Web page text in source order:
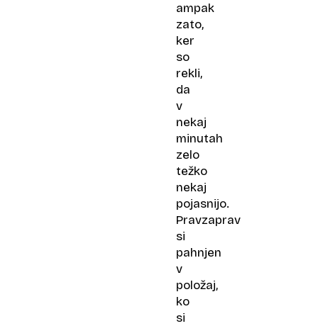
ampak
zato,
ker
so
rekli,
da
v
nekaj
minutah
zelo
težko
nekaj
pojasnijo.
Pravzaprav
si
pahnjen
v
položaj,
ko
si